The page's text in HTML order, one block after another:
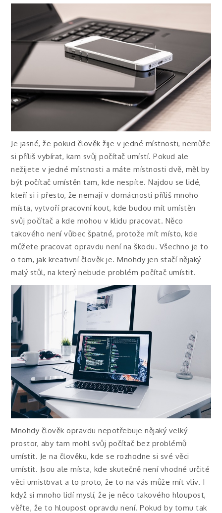
Je jasné, že pokud člověk žije v jedné místnosti, nemůže
si příliš vybírat, kam svůj počítač umístí. Pokud ale
nežijete v jedné místnosti a máte místnosti dvě, měl by
být počítač umístěn tam, kde nespíte. Najdou se lidé,
kteří si i přesto, že nemají v domácnosti příliš mnoho
místa, vytvoří pracovní kout, kde budou mít umístěn
svůj počítač a kde mohou v klidu pracovat. Něco
takového není vůbec špatné, protože mít místo, kde
můžete pracovat opravdu není na škodu. Všechno je to
o tom, jak kreativní člověk je. Mnohdy jen stačí nějaký
malý stůl, na který nebude problém počítač umístit.
Mnohdy člověk opravdu nepotřebuje nějaký velký
prostor, aby tam mohl svůj počítač bez problémů
umístit. Je na člověku, kde se rozhodne si své věci
umístit. Jsou ale místa, kde skutečně není vhodné určité
věci umisťovat a to proto, že to na vás může mít vliv. I
když si mnoho lidí myslí, že je něco takového hloupost,
věřte, že to hloupost opravdu není. Pokud by tomu tak